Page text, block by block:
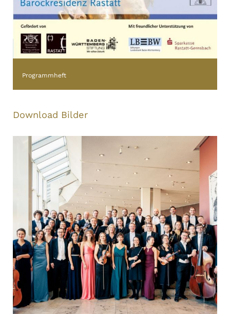
Programmheft
Download Bilder